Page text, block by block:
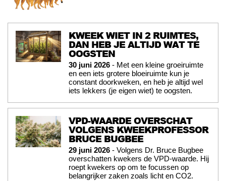
KWEEK WIET IN 2 RUIMTES,
DAN HEB JE ALTIJD WAT TE
OOGSTEN
30 juni 2026 - Met een kleine groeiruimte
en een iets grotere bloeiruimte kun je
constant doorkweken, en heb je altijd wel
iets lekkers (je eigen wiet) te oogsten.
VPD-WAARDE OVERSCHAT
VOLGENS KWEEKPROFESSOR
BRUCE BUGBEE
29 juni 2026 - Volgens Dr. Bruce Bugbee
overschatten kwekers de VPD-waarde. Hij
roept kwekers op om te focussen op
belangrijker zaken zoals licht en CO2.